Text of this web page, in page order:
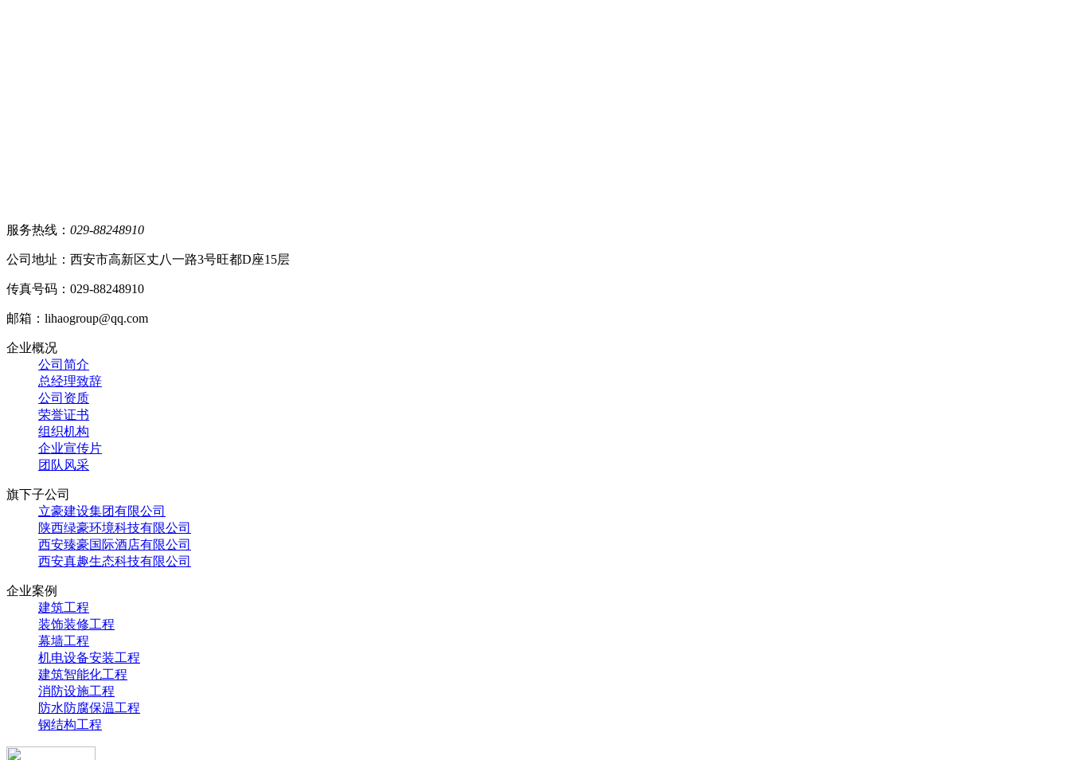
服务热线： 029-88248910
公司地址：西安市高新区丈八一路3号旺都D座15层
传真号码：029-88248910
邮箱：lihaogroup@qq.com
企业概况
公司简介
总经理致辞
公司资质
荣誉证书
组织机构
企业宣传片
团队风采
旗下子公司
立豪建设集团有限公司
陕西绿豪环境科技有限公司
西安臻豪国际酒店有限公司
西安真趣生态科技有限公司
企业案例
建筑工程
装饰装修工程
幕墙工程
机电设备安装工程
建筑智能化工程
消防设施工程
防水防腐保温工程
钢结构工程